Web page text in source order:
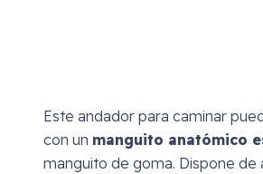
Este andador para caminar
con un manguito anatómico
manguito de goma. Dispone de